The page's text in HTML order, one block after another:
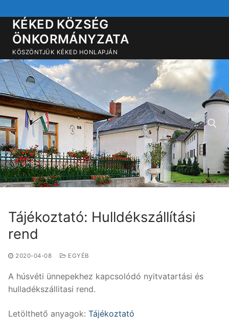
a
tartalomra
KÉKED KÖZSÉG
ÖNKORMÁNYZATA
KÖSZÖNTJÜK KÉKED HONLAPJÁN
Keresése:
Tájékoztató: Hulldékszállítási
rend
2020-04-08 EGYÉB
A húsvéti ünnepekhez kapcsolódó nyitvatartási és
hulladékszállitasi rend.
Letölthető anyagok: Tájékoztató